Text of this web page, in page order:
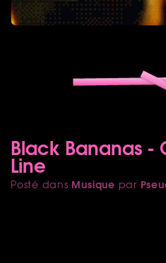
Black Bananas -
Line
Posté dans Musique par